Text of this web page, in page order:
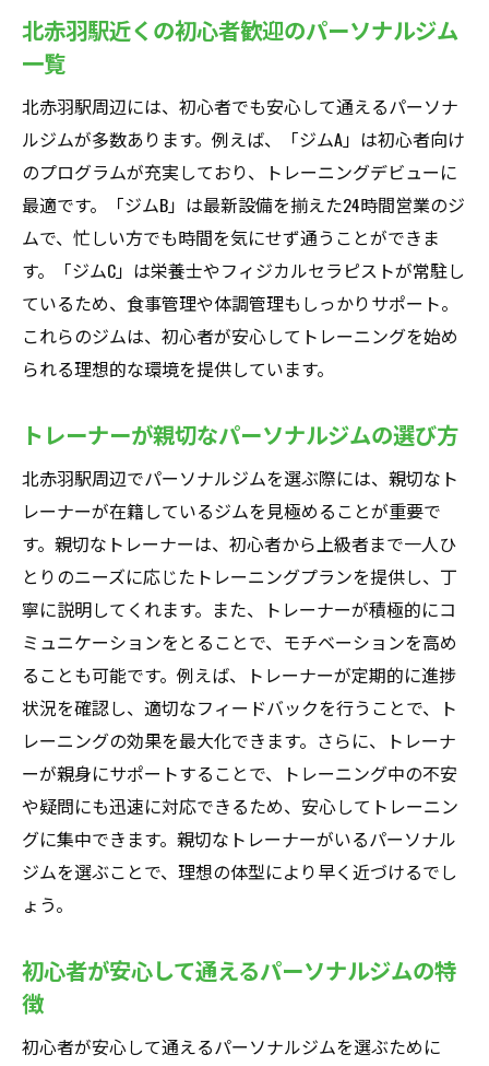
上級者が選ぶべきパーソナルジムのポイン
ト
のパーソナルジム
ライフスタイルに合わせたジムの選び方
忙しい人でも通いやすいパーソナルジム
パーソナルジム選びの基準とポイント
北赤羽駅近くのライフスタイルに合わせた
ジム
柔軟なスケジュール対応のパーソナルジム
ライフスタイルに合わせてジムを選ぶメリ
多様なニーズに応える北赤羽駅近くのパーソナ
ルジム情報
多様なトレーニングニーズに対応するジム
パーソナルジムの多様なプログラム内容
ニーズに応じたパーソナルトレーニングの
選び方
北赤羽駅周辺の多様なニーズに応えるジム
一覧
目的別に選べるパーソナルジムの特徴
多様なトレーニングオプションがあるジム
自分に最適なジムを見つける北赤羽駅周辺のパ
ーソナルジム活用法
自分に最適なパーソナルジムの見つけ方
ニング
パーソナルジムを最大限に活用する方法
北赤羽駅近くの初心者歓迎のパーソナルジム
一覧
北赤羽駅周辺には、初心者でも安心して通えるパーソナ
ルジムが多数あります。例えば、「ジムA」は初心者向け
のプログラムが充実しており、トレーニングデビューに
最適です。「ジムB」は最新設備を揃えた24時間営業のジ
ムで、忙しい方でも時間を気にせず通うことができま
す。「ジムC」は栄養士やフィジカルセラピストが常駐し
ているため、食事管理や体調管理もしっかりサポート。
これらのジムは、初心者が安心してトレーニングを始め
られる理想的な環境を提供しています。
トレーナーが親切なパーソナルジムの選び方
北赤羽駅周辺でパーソナルジムを選ぶ際には、親切なト
レーナーが在籍しているジムを見極めることが重要で
す。親切なトレーナーは、初心者から上級者まで一人ひ
とりのニーズに応じたトレーニングプランを提供し、丁
寧に説明してくれます。また、トレーナーが積極的にコ
ミュニケーションをとることで、モチベーションを高め
ることも可能です。例えば、トレーナーが定期的に進捗
状況を確認し、適切なフィードバックを行うことで、ト
レーニングの効果を最大化できます。さらに、トレーナ
ーが親身にサポートすることで、トレーニング中の不安
や疑問にも迅速に対応できるため、安心してトレーニン
グに集中できます。親切なトレーナーがいるパーソナル
ジムを選ぶことで、理想の体型により早く近づけるでし
ょう。
初心者が安心して通えるパーソナルジムの特
徴
初心者が安心して通えるパーソナルジムを選ぶために